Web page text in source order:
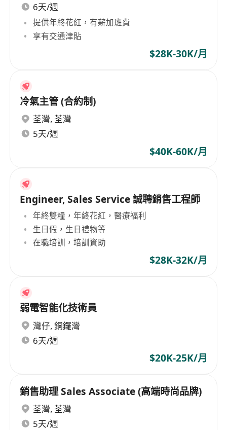
6天/週
提供年終花紅，有薪加班費
享有交通津貼
$28K-30K/月
冷氣主管 (合約制)
荃灣, 荃灣
5天/週
$40K-60K/月
Engineer, Sales Service 誠聘銷售工程師
年終雙糧，年終花紅，醫療福利
生日假，生日禮物等
在職培訓，培訓資助
$28K-32K/月
弱電智能化技術員
灣仔, 銅鑼灣
6天/週
$20K-25K/月
銷售助理 Sales Associate (高端時尚品牌)
荃灣, 荃灣
5天/週